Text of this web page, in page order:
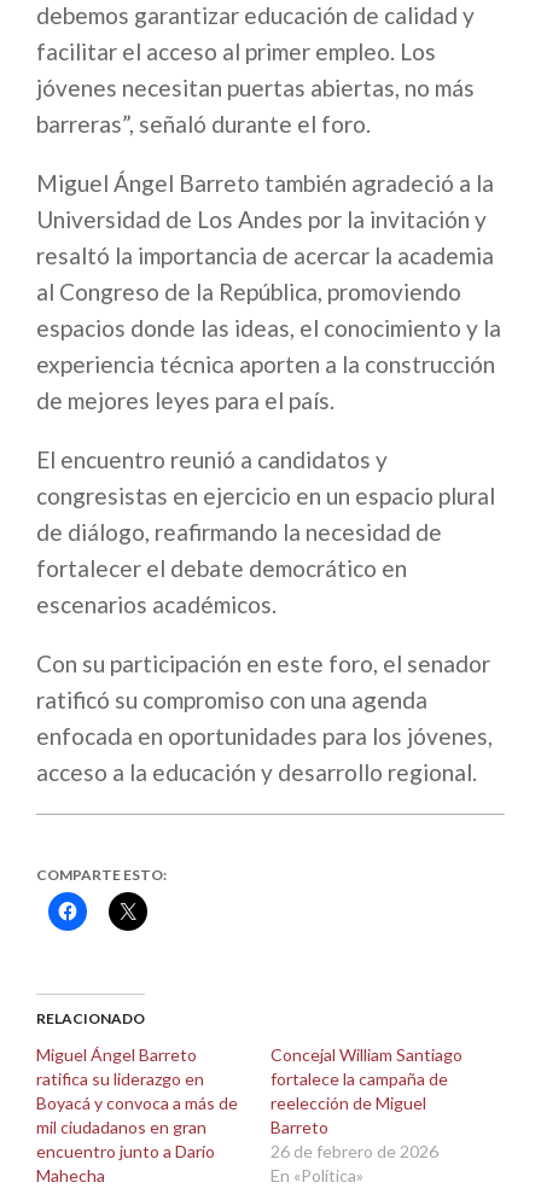
debemos garantizar educación de calidad y
facilitar el acceso al primer empleo. Los
jóvenes necesitan puertas abiertas, no más
barreras”, señaló durante el foro.
Miguel Ángel Barreto también agradeció a la
Universidad de Los Andes por la invitación y
resaltó la importancia de acercar la academia
al Congreso de la República, promoviendo
espacios donde las ideas, el conocimiento y la
experiencia técnica aporten a la construcción
de mejores leyes para el país.
El encuentro reunió a candidatos y
congresistas en ejercicio en un espacio plural
de diálogo, reafirmando la necesidad de
fortalecer el debate democrático en
escenarios académicos.
Con su participación en este foro, el senador
ratificó su compromiso con una agenda
enfocada en oportunidades para los jóvenes,
acceso a la educación y desarrollo regional.
COMPARTE ESTO:
Haz
clic
(Se
abre
una
ventana
nueva)
Haz
clic
(Se
abre
una
ventana
nueva)
RELACIONADO
Miguel Ángel Barreto
ratifica su liderazgo en
Boyacá y convoca a más de
mil ciudadanos en gran
encuentro junto a Darío
Mahecha
Concejal William Santiago
fortalece la campaña de
reelección de Miguel
Barreto
26 de febrero de 2026
En «Política»